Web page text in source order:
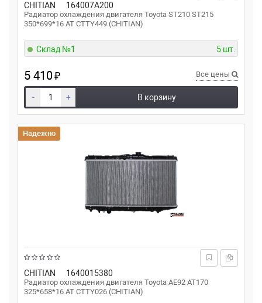
CHITIAN 164007A200
Радиатор охлаждения двигателя Toyota ST210 ST215
350*699*16 AT CTTY449 (CHITIAN)
Склад №1 5 шт.
5 410₽ Все цены
- + В корзину
CHITIAN 1640015380
Радиатор охлаждения двигателя Toyota AE92 AT170
325*658*16 AT CTTY026 (CHITIAN)
Надежно